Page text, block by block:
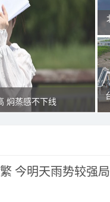
焖蒸感不下线
今明天雨势较强